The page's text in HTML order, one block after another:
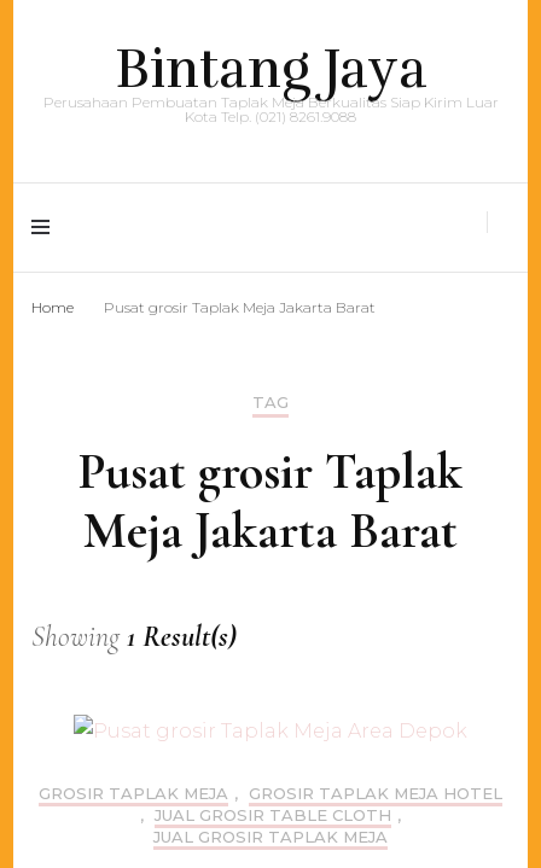
Bintang Jaya
Perusahaan Pembuatan Taplak Meja Berkualitas Siap Kirim Luar
Kota Telp. (021) 8261.9088
Home Pusat grosir Taplak Meja Jakarta Barat
TAG
Pusat grosir Taplak
Meja Jakarta Barat
Showing1 Result(s)
GROSIR TAPLAK MEJA ,
GROSIR TAPLAK MEJA HOTEL
, JUAL GROSIR TABLE CLOTH ,
JUAL GROSIR TAPLAK MEJA